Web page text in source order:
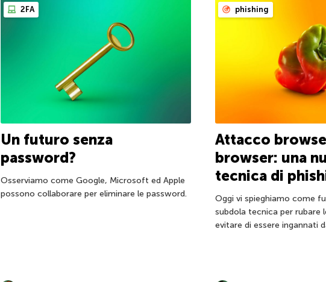
2FA
Un futuro senza
password?
Osserviamo come Google, Microsoft ed Apple
possono collaborare per eliminare le password.
phishing
Attacco
browser: una
tecnica di
Oggi vi spieghiamo come
subdola tecnica per rubare
evitare di essere ingannati